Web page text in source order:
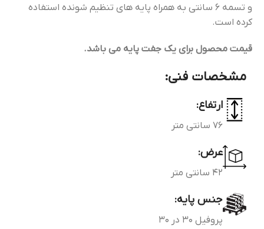
و تسمه 6 سانتی به همراه پایه های تنظیم شونده استفاده
کرده است.
قیمت محصول برای یک جفت پایه می باشد.
مشخصات فنی:
ارتفاع:
76 سانتی متر
عرض:
42 سانتی متر
جنس پایه:
پروفیل 30 در 30